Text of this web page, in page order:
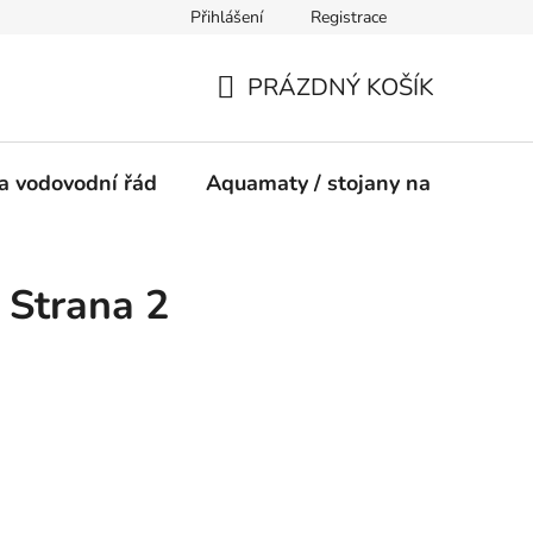
Přihlášení Registrace
KOŠÍK
PRÁZDNÝ KOŠÍK
vodovodní řád Aquamaty / stojany na vodu
Strana 2